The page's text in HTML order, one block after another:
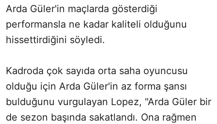
Arda Güler'in maçlarda gösterdiği
performansla ne kadar kaliteli olduğunu
hissettirdiğini söyledi.
Kadroda çok sayıda orta saha oyuncusu
olduğu için Arda Güler'in az forma şansı
bulduğunu vurgulayan Lopez, "Arda Güler bir
de sezon başında sakatlandı. Ona rağmen